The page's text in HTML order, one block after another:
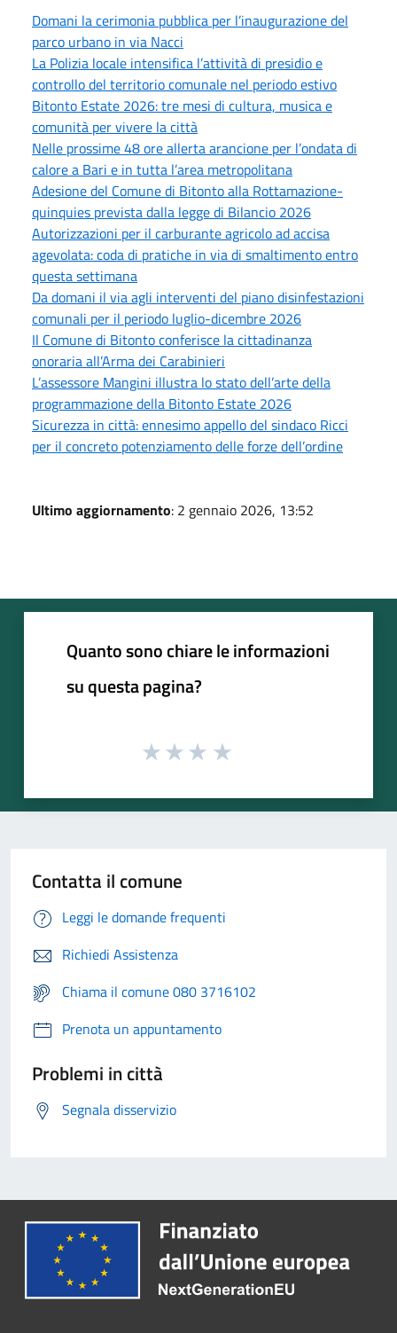
Domani la cerimonia pubblica per l’inaugurazione del
parco urbano in via Nacci
La Polizia locale intensifica l’attività di presidio e
controllo del territorio comunale nel periodo estivo
Bitonto Estate 2026: tre mesi di cultura, musica e
comunità per vivere la città
Nelle prossime 48 ore allerta arancione per l’ondata di
calore a Bari e in tutta l’area metropolitana
Adesione del Comune di Bitonto alla Rottamazione-
quinquies prevista dalla legge di Bilancio 2026
Autorizzazioni per il carburante agricolo ad accisa
agevolata: coda di pratiche in via di smaltimento entro
questa settimana
Da domani il via agli interventi del piano disinfestazioni
comunali per il periodo luglio-dicembre 2026
Il Comune di Bitonto conferisce la cittadinanza
onoraria all’Arma dei Carabinieri
L’assessore Mangini illustra lo stato dell’arte della
programmazione della Bitonto Estate 2026
Sicurezza in città: ennesimo appello del sindaco Ricci
per il concreto potenziamento delle forze dell’ordine
Ultimo aggiornamento: 2 gennaio 2026, 13:52
Quanto sono chiare le informazioni
su questa pagina?
Contatta il comune
Leggi le domande frequenti
Richiedi Assistenza
Chiama il comune 080 3716102
Prenota un appuntamento
Problemi in città
Segnala disservizio